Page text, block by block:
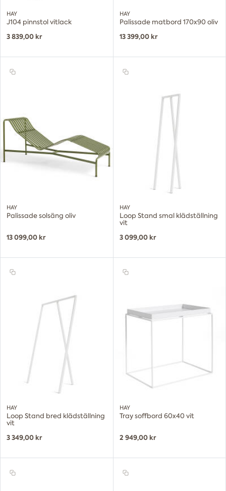
HAY
J104 pinnstol vitlack
3 839,00 kr
HAY
Palissade matbord 170x90 oliv
13 399,00 kr
HAY
Palissade solsäng oliv
13 099,00 kr
HAY
Loop Stand smal klädställning
vit
3 099,00 kr
HAY
Loop Stand bred klädställning
vit
3 349,00 kr
HAY
Tray soffbord 60x40 vit
2 949,00 kr